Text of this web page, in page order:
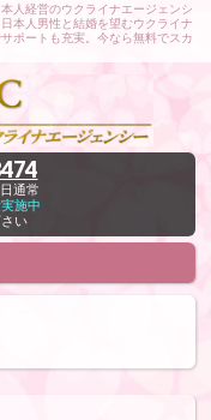
人経営のウクライナエージェンシ
本人男性と結婚を望むウクライナ
ポートも充実。今なら無料でスカ
通常
施中
い